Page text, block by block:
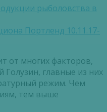
рыболовства в
Портленд 10.11.17-
от многих факторов,
Голузин, главные из них
режим. Чем
тем выше